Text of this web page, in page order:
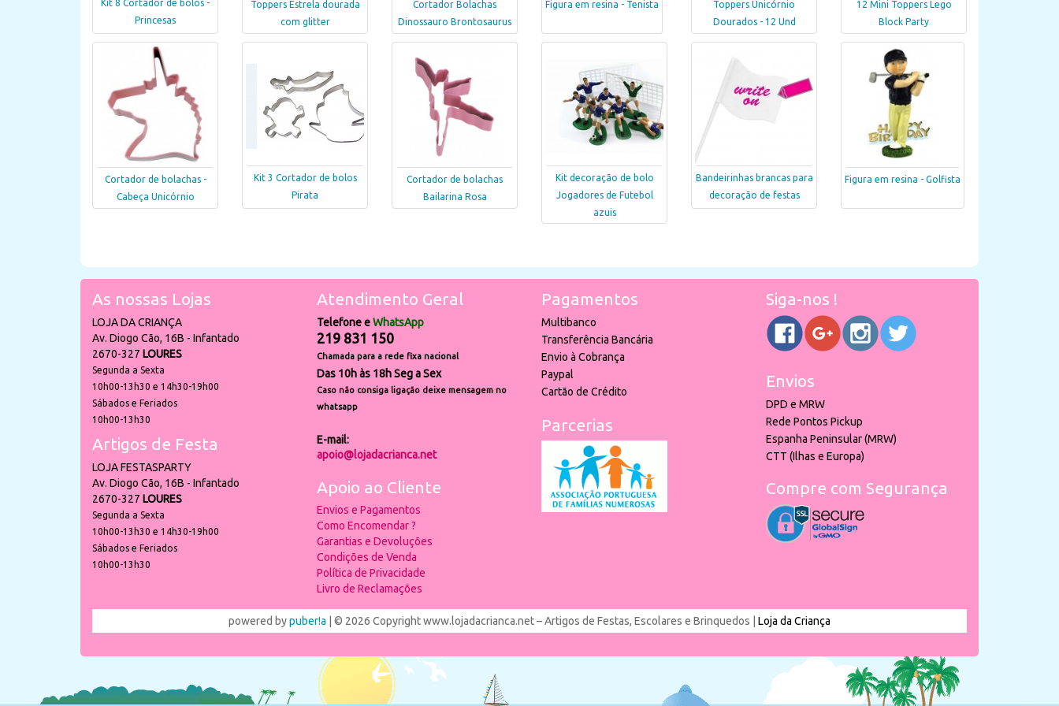
Kit 8 Cortador de bolos -
Princesas
Toppers Estrela dourada
com glitter
Cortador Bolachas
Dinossauro Brontosaurus
Figura em resina - Tenista
Toppers Unicórnio
Dourados - 12 Und
12 Mini Toppers Lego
Block Party
Cortador de bolachas -
Cabeça Unicórnio
Kit 3 Cortador de bolos
Pirata
Cortador de bolachas
Bailarina Rosa
Kit decoração de bolo
Jogadores de Futebol
azuis
Bandeirinhas brancas para
decoração de festas
Figura em resina - Golfista
As nossas Lojas
LOJA DA CRIANÇA
Av. Diogo Cão, 16B - Infantado
2670-327 LOURES
Segunda a Sexta
10h00-13h30 e 14h30-19h00
Sábados e Feriados
10h00-13h30
Artigos de Festa
LOJA FESTASPARTY
Av. Diogo Cão, 16B - Infantado
2670-327 LOURES
Segunda a Sexta
10h00-13h30 e 14h30-19h00
Sábados e Feriados
10h00-13h30
Atendimento Geral
Telefone eWhatsApp
219 831 150
Chamada para a rede fixa nacional
Das 10h às 18h Seg a Sex
Caso não consiga ligação deixe mensagem no
whatsapp
E-mail:
apoio@lojadacrianca.net
Apoio ao Cliente
Envios e Pagamentos
Como Encomendar ?
Garantias e Devoluções
Condições de Venda
Política de Privacidade
Livro de Reclamações
Pagamentos
Multibanco
Transferência Bancária
Envio à Cobrança
Paypal
Cartão de Crédito
Parcerias
Siga-nos !
Envios
DPD e MRW
Rede Pontos Pickup
Espanha Peninsular (MRW)
CTT (Ilhas e Europa)
Compre com Segurança
powered bypuber!a | © 2026 Copyright www.lojadacrianca.net – Artigos de Festas, Escolares e Brinquedos | Loja da Criança